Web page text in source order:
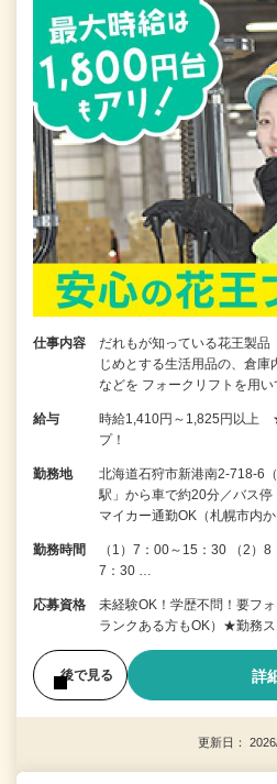
仕事内容
だれもが知っている花王製品
じめとする生活用品の、倉
などを フォークリフトを用
給与
時給1,410円～1,825円以上
プ！
勤務地
北海道石狩市新港南2-718-6
駅」から車で約20分／バス
マイカー通勤OK（札幌市内か
勤務時間
（1）7：00～15：30 （2）
7：30 …
応募資格
未経験OK！学歴不問！要フ
ランクある方もOK）★勤務ス
後で見る 詳
更新日：